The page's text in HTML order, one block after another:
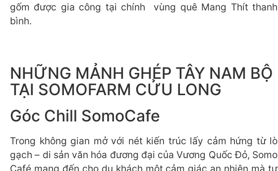
gốm được gia công tại chính vùng quê Mang Thít thanh
bình.
NHỮNG MẢNH GHÉP TÂY NAM BỘ
TẠI SOMOFARM CỬU LONG
Góc Chill SomoCafe
Trong không gian mở với nét kiến trúc lấy cảm hứng từ lò
gạch – di sản văn hóa đương đại của Vương Quốc Đỏ, Somo
Café mang đến cho du khách một cảm giác an nhiên mà tự